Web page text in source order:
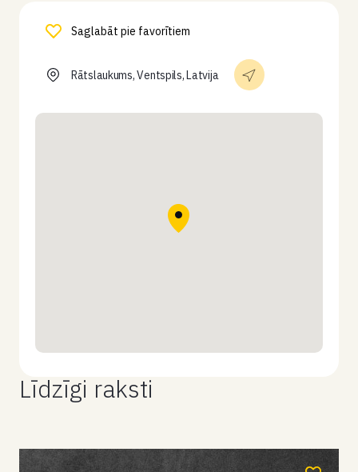
Saglabāt pie favorītiem
Rātslaukums, Ventspils, Latvija
Līdzīgi raksti